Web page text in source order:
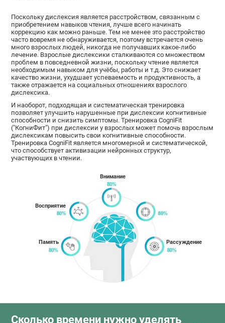
Поскольку дислексия является расстройством, связанным с
приобретением навыков чтения, лучше всего начинать
коррекцию как можно раньше. Тем не менее это расстройство
часто вовремя не обнаруживается, поэтому встречается очень
много взрослых людей, никогда не получавших какое-либо
лечение. Взрослые дислексики сталкиваются со множеством
проблем в повседневной жизни, поскольку чтение является
необходимым навыком для учёбы, работы и т.д. Это снижает
качество жизни, ухудшает успеваемость и продуктивность, а
также отражается на социальных отношениях взрослого
дислексика.
И наоборот, подходящая и систематическая тренировка
позволяет улучшить нарушенные при дислексии когнитивные
способности и снизить симптомы. Тренировка CogniFit
("КогниФит") при дислексии у взрослых может помочь взрослым
дислексикам повысить свои когнитивные способности.
Тренировка CogniFit является многомерной и систематической,
что способствует активизации нейронных структур,
участвующих в чтении.
Память
Восприятие
Внимание
Рассуждение
Сколько времени нужно уделять